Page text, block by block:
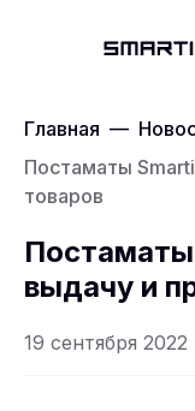
Главная —
Постаматы
товаров
выдачу и
19 сентября 2022